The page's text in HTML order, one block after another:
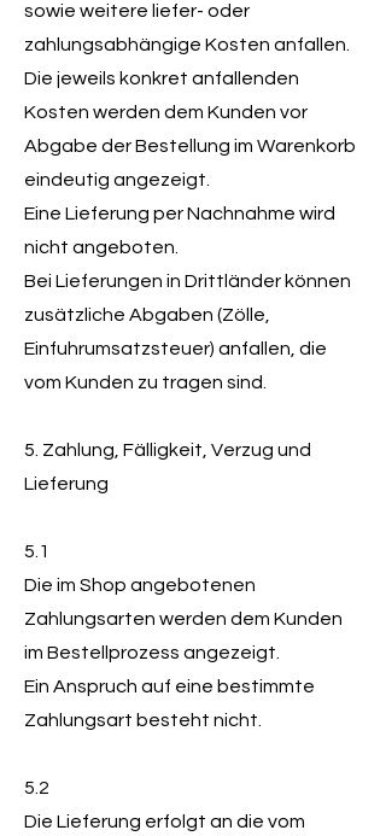
sowie weitere liefer- oder
zahlungsabhängige Kosten anfallen.
Die jeweils konkret anfallenden
Kosten werden dem Kunden vor
Abgabe der Bestellung im Warenkorb
eindeutig angezeigt.
Eine Lieferung per Nachnahme wird
nicht angeboten.
Bei Lieferungen in Drittländer können
zusätzliche Abgaben (Zölle,
Einfuhrumsatzsteuer) anfallen, die
vom Kunden zu tragen sind.
5. Zahlung, Fälligkeit, Verzug und
Lieferung
5.1
Die im Shop angebotenen
Zahlungsarten werden dem Kunden
im Bestellprozess angezeigt.
Ein Anspruch auf eine bestimmte
Zahlungsart besteht nicht.
5.2
Die Lieferung erfolgt an die vom